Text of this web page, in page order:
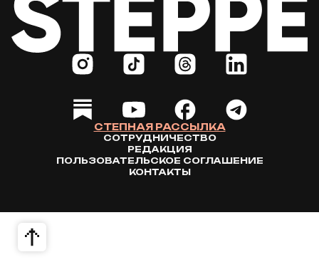
СТЕПНАЯ РАССЫЛКА
СОТРУДНИЧЕСТВО
РЕДАКЦИЯ
ПОЛЬЗОВАТЕЛЬСКОЕ СОГЛАШЕНИЕ
КОНТАКТЫ